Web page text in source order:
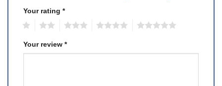
Your rating *
Your review *